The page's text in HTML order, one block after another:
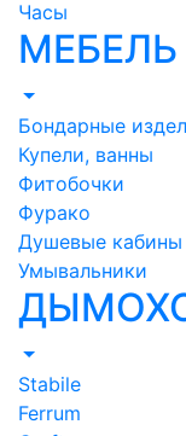
Часы
Бондарные
Купели, ванны
Фитобочки
Фурако
Душевые кабины
Умывальники
Stabile
Ferrum